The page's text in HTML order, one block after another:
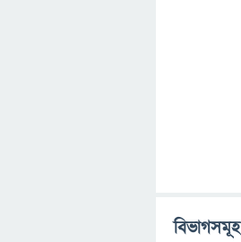
বিভাগসমূহ